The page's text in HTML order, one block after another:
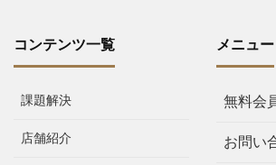
コンテンツ一覧
課題解決
店舗紹介
メニュー
無料会
お問い